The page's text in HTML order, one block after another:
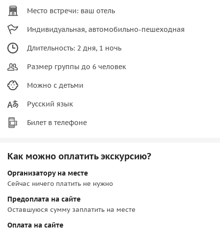
Место встречи: ваш отель
Индивидуальная, автомобильно-пешеходная
Длительность: 2 дня, 1 ночь
Размер группы до 6 человек
Можно с детьми
Русский язык
Билет в телефоне
Как можно оплатить экскурсию?
Организатору на месте
Сейчас ничего платить не нужно
Предоплата на сайте
Оставшуюся сумму заплатить на месте
Оплата на сайте